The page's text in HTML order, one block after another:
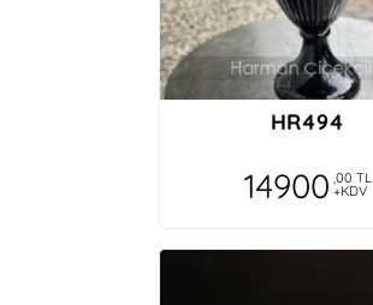
HR494
14900 ,00 TL
+KDV